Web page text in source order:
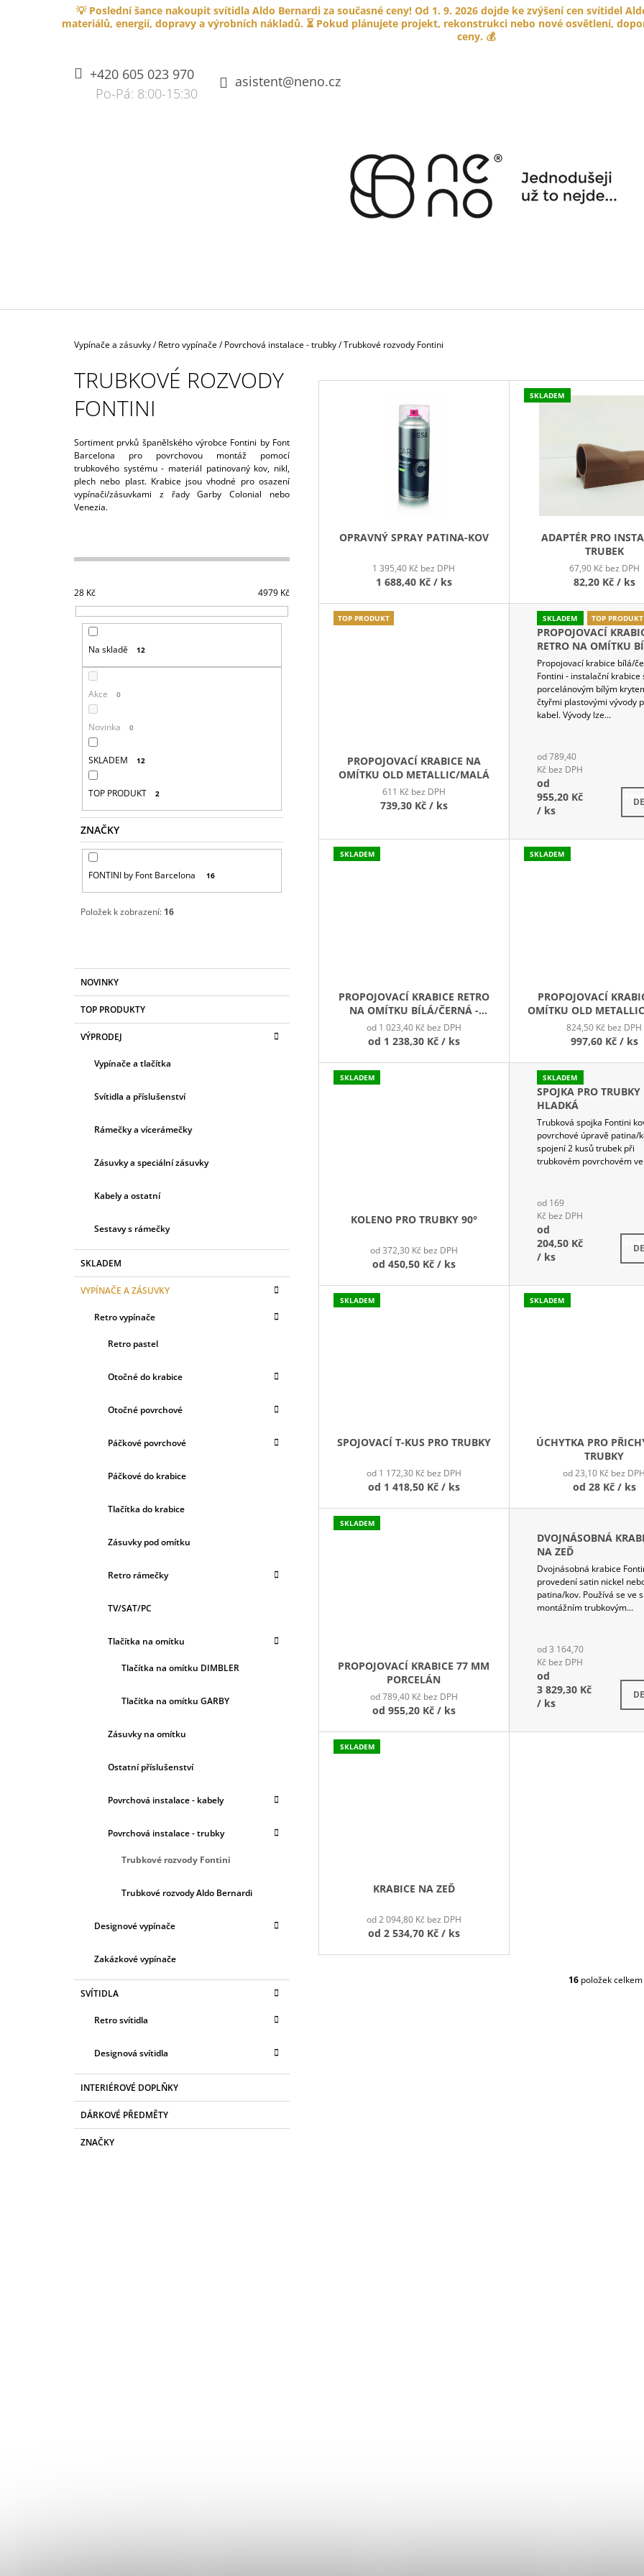
💡 Poslední šance nakoupit svítidla Aldo Bernardi za současné ceny! Od 1. 9. 2026 dojde ke zvýšení cen svítidel
materiálů, energií, dopravy a výrobních nákladů. ⏳ Pokud plánujete projekt, rekonstrukci nebo nové osvětlení,
ceny. 💰
+420 605 023 970 asistent@neno.cz
Domů
Vypínače a zásuvky/ Retro vypínače/ Povrchová instalace - trubky/Trubkové rozvody Fontini
TRUBKOVÉ ROZVODY
FONTINI
Sortiment prvků španělského výrobce Fontini by Font
Barcelona pro povrchovou montáž pomocí
trubkového systému - materiál patinovaný kov, nikl,
plech nebo plast. Krabice jsou vhodné pro osazení
vypínači/zásuvkami z řady Garby Colonial nebo
Venezia.
28 Kč 4979 Kč
Na skladě 12
Akce 0
Novinka 0
SKLADEM 12
TOP PRODUKT 2
ZNAČKY
FONTINI by Font Barcelona 16
Položek k zobrazení: 16
kategorie
K
T
G
O
NOVINKY
TOP PRODUKTY
VÝPRODEJ
Vypínače a tlačítka
Svítidla a příslušenství
Rámečky a vícerámečky
Zásuvky a speciální zásuvky
Kabely a ostatní
Sestavy s rámečky
SKLADEM
VYPÍNAČE A ZÁSUVKY
Retro vypínače
Retro pastel
Otočné do krabice
Otočné povrchové
Páčkové povrchové
Páčkové do krabice
Tlačítka do krabice
Zásuvky pod omítku
Retro rámečky
TV/SAT/PC
Tlačítka na omítku
Tlačítka na omítku DIMBLER
Tlačítka na omítku GARBY
Zásuvky na omítku
Ostatní příslušenství
Povrchová instalace - kabely
Povrchová instalace - trubky
Trubkové rozvody Fontini
Trubkové rozvody Aldo Bernardi
Designové vypínače
Zakázkové vypínače
SVÍTIDLA
Retro svítidla
Designová svítidla
INTERIÉROVÉ DOPLŇKY
DÁRKOVÉ PŘEDMĚTY
ZNAČKY
V
OPRAVNÝ SPRAY PATINA-KOV
1 395,40 Kč bez DPH
1 688,40 Kč / ks
SKLADEM
ADAPTÉR PRO
TRUBEK
67,90 Kč bez DPH
82,20 Kč / ks
TOP PRODUKT
PROPOJOVACÍ KRABICE NA
OMÍTKU OLD METALLIC/MALÁ
611 Kč bez DPH
739,30 Kč / ks
SKLADEM TOP PRODUKT
PROPOJOVACÍ
RETRO NA OMÍTKU
ČERNÁ - MALÁ
Propojovací krabice bílá/
Fontini - instalační krabice
porcelánovým bílým
čtyřmi plastovými vývody
kabel. Vývody lze...
od 789,40
Kč bez DPH
od
955,20 Kč
/ ks
SKLADEM
PROPOJOVACÍ KRABICE RETRO
NA OMÍTKU BÍLÁ/ČERNÁ -
VELKÁ
od 1 023,40 Kč bez DPH
od 1 238,30 Kč / ks
SKLADEM
PROPOJOVACÍ
OMÍTKU OLD
824,50 Kč bez DPH
997,60 Kč / ks
SKLADEM
KOLENO PRO TRUBKY 90°
od 372,30 Kč bez DPH
od 450,50 Kč / ks
SKLADEM
SPOJKA PRO TRUBKY
HLADKÁ
Trubková spojka Fontini
povrchové úpravě patina/
spojení 2 kusů trubek při
trubkovém povrchovém
od 169
Kč bez DPH
od
204,50 Kč
/ ks
SKLADEM
SPOJOVACÍ T-KUS PRO TRUBKY
od 1 172,30 Kč bez DPH
od 1 418,50 Kč / ks
SKLADEM
ÚCHYTKA PRO
TRUBKY
od 23,10 Kč bez DPH
od 28 Kč / ks
SKLADEM
PROPOJOVACÍ KRABICE 77 MM
PORCELÁN
od 789,40 Kč bez DPH
od 955,20 Kč / ks
DVOJNÁSOBNÁ
NA ZEĎ
Dvojnásobná krabice
provedení satin nickel
patina/kov. Používá se ve
montážním trubkovým...
od 3 164,70
Kč bez DPH
od
3 829,30 Kč
/ ks
U
SKLADEM
KRABICE NA ZEĎ
od 2 094,80 Kč bez DPH
od 2 534,70 Kč / ks
O
16položek celkem
ZPĚT
ZPĚT
CO POTŘEBUJETE NAJÍT?
DOPORUČUJEME
OHNIVZDORNOU IZOLACÍ - HNĚDÝ
COLONIAL
HNĚDÁ